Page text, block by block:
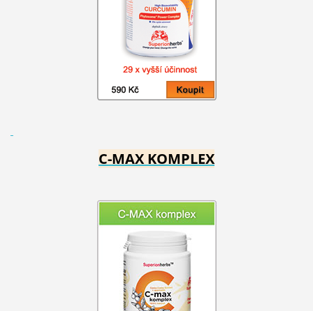
C-MAX KOMPLEX